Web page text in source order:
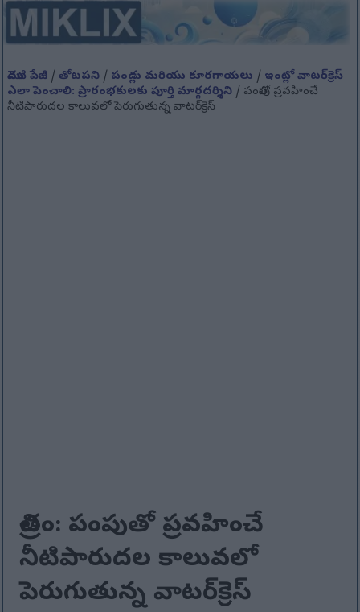
మొదటి పేజీ /తోటపని / పండ్లు మరియు కూరగాయలు / ఇంట్లో వాటర్‌క్రెస్
ఎలా పెంచాలి: ప్రారంభకులకు పూర్తి మార్గదర్శిని / పంపుతో ప్రవహించే
నీటిపారుదల కాలువలో పెరుగుతున్న వాటర్‌క్రెస్
చిత్రం: పంపుతో ప్రవహించే
నీటిపారుదల కాలువలో
పెరుగుతున్న వాటర్‌క్రెస్